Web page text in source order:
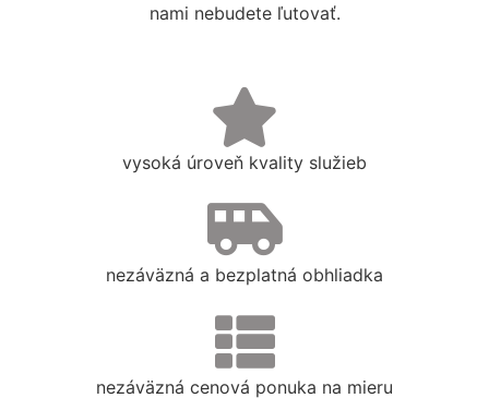
nami nebudete ľutovať.
vysoká úroveň kvality služieb
nezáväzná a bezplatná obhliadka
nezáväzná cenová ponuka na mieru